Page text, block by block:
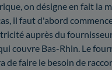
on désigne en fait la
il faut d'abord
auprès du
couvre Bas-Rhin. Le
de faire le besoin de